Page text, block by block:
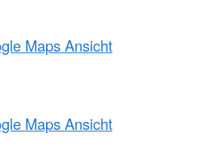
Maps Ansicht
Maps Ansicht